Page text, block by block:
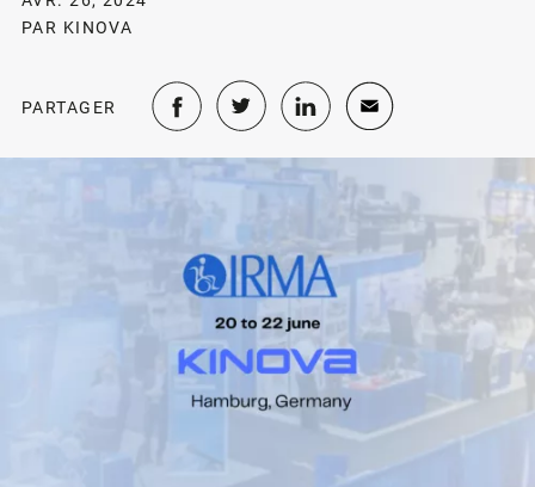
PAR KINOVA
PARTAGER